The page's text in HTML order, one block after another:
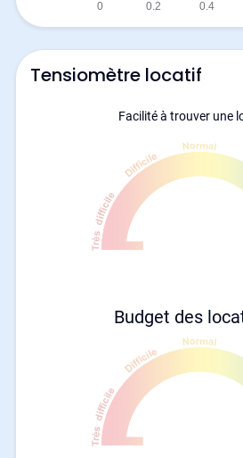
Tensiomètre locatif
Facilité à trouver une
Budget des